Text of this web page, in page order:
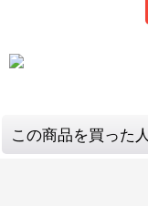
この商品を買った